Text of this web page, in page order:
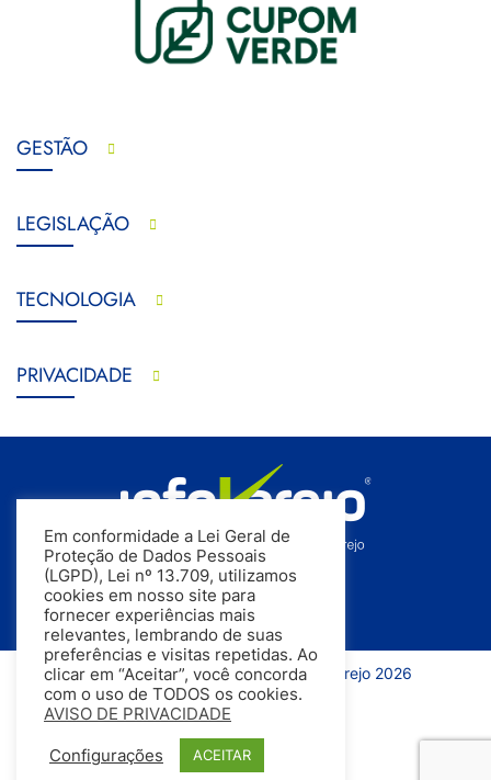
GESTÃO
LEGISLAÇÃO
TECNOLOGIA
PRIVACIDADE
Todos os direitos reservados | InfoVarejo 2026
Em conformidade a Lei Geral de
Proteção de Dados Pessoais
(LGPD), Lei nº 13.709, utilizamos
cookies em nosso site para
fornecer experiências mais
relevantes, lembrando de suas
preferências e visitas repetidas. Ao
clicar em “Aceitar”, você concorda
com o uso de TODOS os cookies.
AVISO DE PRIVACIDADE
Configurações ACEITAR